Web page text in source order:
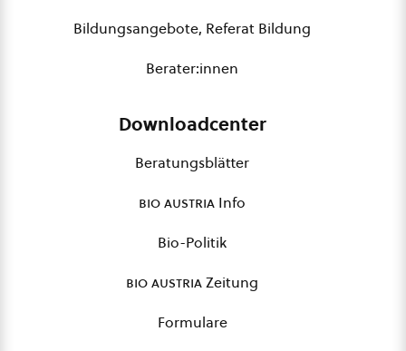
Bildungsangebote, Referat Bildung
Berater:innen
Downloadcenter
Beratungsblätter
bio austria Info
Bio-Politik
bio austriaZeitung
Formulare